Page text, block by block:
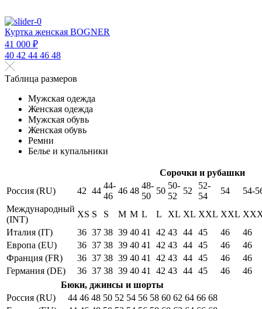
Куртка женская BOGNER
41 000 ₽
40 42 44 46 48
Таблица размеров
Мужская одежда
Женская одежда
Мужская обувь
Женская обувь
Ремни
Белье и купальники
Сорочки и рубашки
Россия (RU)
42 44
44-
46
46 48
48-
50
50
50-
52
52
52-
54
54
54-
Международный
(INT)
XS S S M M L L XL XL XXL XXL
Италия (IT)
36 37 38 39 40 41 42 43 44 45 46
46
Европа (EU)
36 37 38 39 40 41 42 43 44 45 46
46
Франция (FR)
36 37 38 39 40 41 42 43 44 45 46
46
Германия (DE)
36 37 38 39 40 41 42 43 44 45 46
46
Бюки, джинсы и шорты
Россия (RU)
44 46 48 50 52 54 56 58 60 62 64 66 68